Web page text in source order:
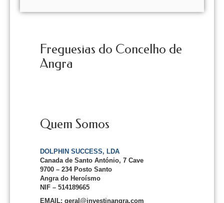
Freguesias do Concelho de
Angra
Quem Somos
DOLPHIN SUCCESS, LDA
Canada de Santo António, 7 Cave
9700 – 234 Posto Santo
Angra do Heroísmo
NIF – 514189665
EMAIL: geral@investinangra.com